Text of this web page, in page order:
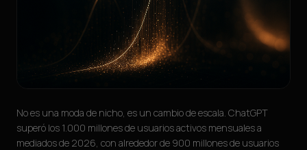
No es una moda de nicho, es un cambio de escala. ChatGPT
superó los 1.000 millones de usuarios activos mensuales a
mediados de 2026, con alrededor de 900 millones de usuarios